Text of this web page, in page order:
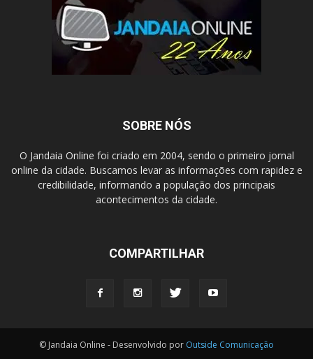
SOBRE NÓS
O Jandaia Online foi criado em 2004, sendo o primeiro jornal
online da cidade. Buscamos levar as informações com rapidez e
credibilidade, informando a população dos principais
acontecimentos da cidade.
COMPARTILHAR
© Jandaia Online - Desenvolvido por Outside Comunicação